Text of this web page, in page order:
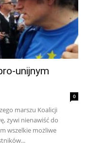
unijnym
0
marszu Koalicji
żywi nienawiść do
wszelkie możliwe